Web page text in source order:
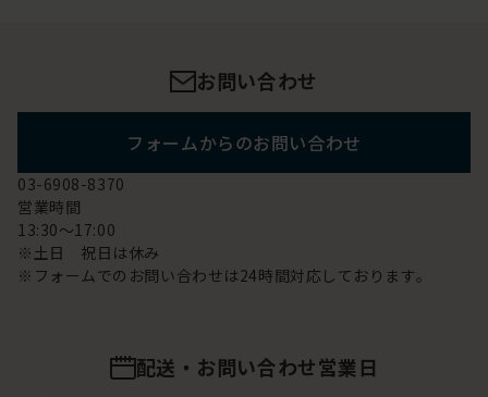
お問い合わせ
フォームからのお問い合わせ
03-6908-8370
営業時間
13:30～17:00
※土日 祝日は休み
※フォームでのお問い合わせは24時間対応しております。
配送・お問い合わせ営業日